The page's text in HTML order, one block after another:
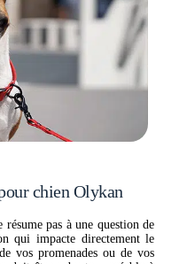
chien Olykan
résume pas à une question de
qui impacte directement le
vos promenades ou de vos